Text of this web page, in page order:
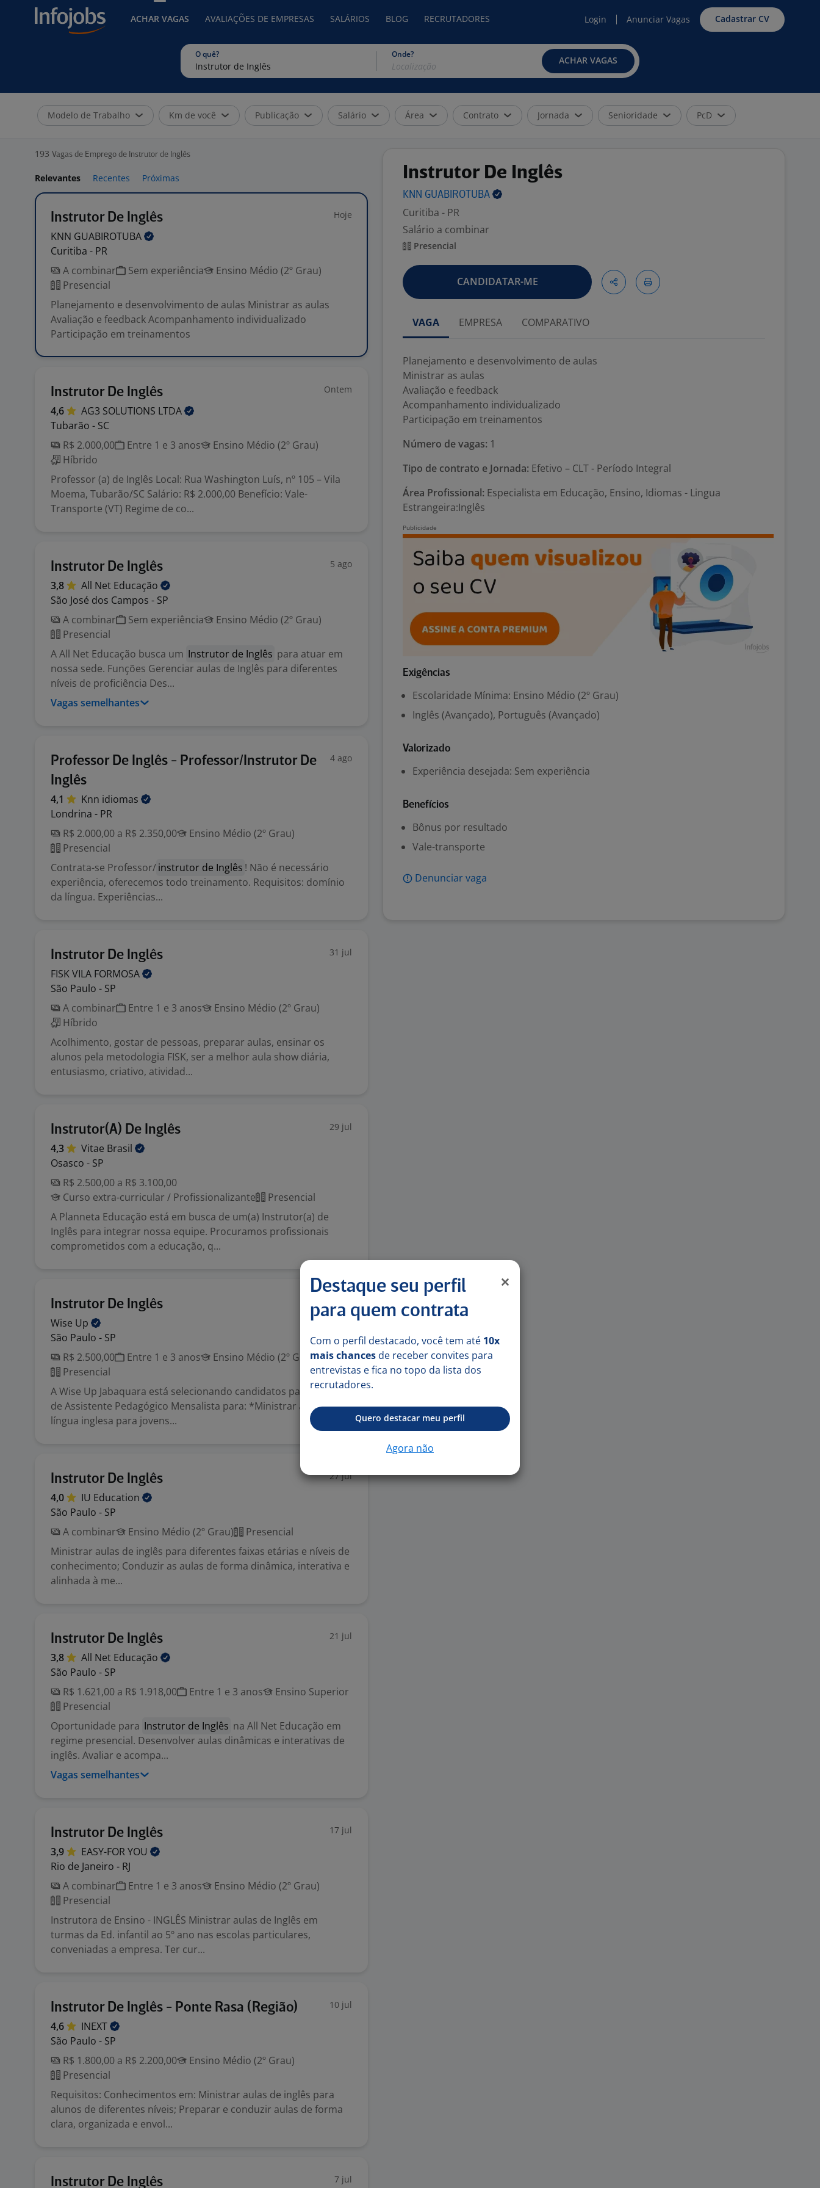
ACHAR VAGAS AVALIAÇÕES DE EMPRESAS SALÁRIOS BLOG RECRUTADORES Login Anunciar Vagas Cadastrar CV
O quê? Onde?
ACHAR VAGAS
Modelo de Trabalho Km de você Publicação Salário Área Contrato Jornada Senioridade PcD
193 Vagas de Emprego de Instrutor de Inglês
Relevantes Recentes Próximas
Instrutor De Inglês Hoje
KNN GUABIROTUBA
Curitiba - PR
A combinar
Sem experiência
Ensino Médio (2º Grau)
Presencial
Planejamento e desenvolvimento de aulas Ministrar as aulas
Avaliação e feedback Acompanhamento individualizado
Participação em treinamentos
Instrutor De Inglês Ontem
4,6 AG3 SOLUTIONS LTDA
Tubarão - SC
R$ 2.000,00
Entre 1 e 3 anos
Ensino Médio (2º Grau)
Híbrido
Professor (a) de Inglês Local: Rua Washington Luís, nº 105 – Vila
Moema, Tubarão/SC Salário: R$ 2.000,00 Benefício: Vale-
Transporte (VT) Regime de co...
Instrutor De Inglês 5 ago
3,8 All Net Educação
São José dos Campos - SP
A combinar
Sem experiência
Ensino Médio (2º Grau)
Presencial
A All Net Educação busca um Instrutor de Inglês para atuar em
nossa sede. Funções Gerenciar aulas de Inglês para diferentes
níveis de proficiência Des...
Vagas semelhantes
Professor De Inglês - Professor/Instrutor De
Inglês
4 ago
4,1 Knn idiomas
Londrina - PR
R$ 2.000,00 a R$ 2.350,00
Ensino Médio (2º Grau)
Presencial
Contrata-se Professor/instrutor de Inglês ! Não é necessário
experiência, oferecemos todo treinamento. Requisitos: domínio
da língua. Experiências...
Instrutor De Inglês 31 jul
FISK VILA FORMOSA
São Paulo - SP
A combinar
Entre 1 e 3 anos
Ensino Médio (2º Grau)
Híbrido
Acolhimento, gostar de pessoas, preparar aulas, ensinar os
alunos pela metodologia FISK, ser a melhor aula show diária,
entusiasmo, criativo, atividad...
Instrutor(A) De Inglês 29 jul
4,3 Vitae Brasil
Osasco - SP
R$ 2.500,00 a R$ 3.100,00
Curso extra-curricular / Profissionalizante
Presencial
A Planneta Educação está em busca de um(a) Instrutor(a) de
Inglês para integrar nossa equipe. Procuramos profissionais
comprometidos com a educação, q...
Instrutor De Inglês
Wise Up
São Paulo - SP
R$ 2.500,00
Entre 1 e 3 anos
Ensino Médio (2º Grau)
Presencial
A Wise Up Jabaquara está selecionando candidatos para a vaga
de Assistente Pedagógico Mensalista para: *Ministrar aulas de
língua inglesa para jovens...
Instrutor De Inglês 27 jul
4,0 IU Education
São Paulo - SP
A combinar
Ensino Médio (2º Grau)
Presencial
Ministrar aulas de inglês para diferentes faixas etárias e níveis de
conhecimento; Conduzir as aulas de forma dinâmica, interativa e
alinhada à me...
Instrutor De Inglês 21 jul
3,8 All Net Educação
São Paulo - SP
R$ 1.621,00 a R$ 1.918,00
Entre 1 e 3 anos
Ensino Superior
Presencial
Oportunidade para Instrutor de Inglês na All Net Educação em
regime presencial. Desenvolver aulas dinâmicas e interativas de
inglês. Avaliar e acompa...
Vagas semelhantes
Instrutor De Inglês 17 jul
3,9 EASY-FORYOU
Rio de Janeiro - RJ
A combinar
Entre 1 e 3 anos
Ensino Médio (2º Grau)
Presencial
Instrutora de Ensino - INGLÊS Ministrar aulas de Inglês em
turmas da Ed. infantil ao 5º ano nas escolas particulares,
conveniadas a empresa. Ter cur...
Instrutor De Inglês - Ponte Rasa (Região) 10 jul
4,6
INEXT
São Paulo - SP
R$ 1.800,00 a R$ 2.200,00
Ensino Médio (2º Grau)
Presencial
Requisitos: Conhecimentos em: Ministrar aulas de inglês para
alunos de diferentes níveis; Preparar e conduzir aulas de forma
clara, organizada e envol...
Instrutor De Inglês 7 jul
Instrutor De Inglês
KNN GUABIROTUBA
Curitiba - PR
Salário a combinar
Presencial
CANDIDATAR-ME
VAGA EMPRESA COMPARATIVO
Planejamento e desenvolvimento de aulas
Ministrar as aulas
Avaliação e feedback
Acompanhamento individualizado
Participação em treinamentos
Número de vagas: 1
Tipo de contrato e Jornada: Efetivo – CLT - Período Integral
Área Profissional: Especialista em Educação, Ensino, Idiomas - Lingua
Estrangeira:Inglês
Exigências
Escolaridade Mínima: Ensino Médio (2º Grau)
Inglês (Avançado), Português (Avançado)
Valorizado
Experiência desejada: Sem experiência
Benefícios
Bônus por resultado
Vale-transporte
Denunciar vaga
Destaque seu perfil
para quem contrata
Com o perfil destacado, você tem até 10x
mais chances de receber convites para
entrevistas e fica no topo da lista dos
recrutadores.
Quero destacar meu perfil
Agora não